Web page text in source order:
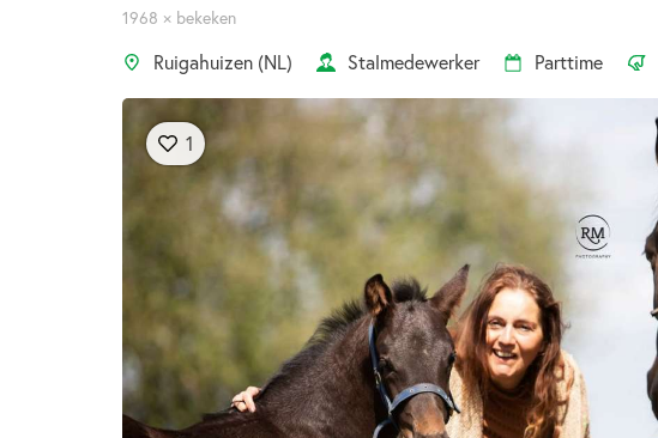
1968 × bekeken
Ruigahuizen (NL) Stalmedewerker Parttime
1